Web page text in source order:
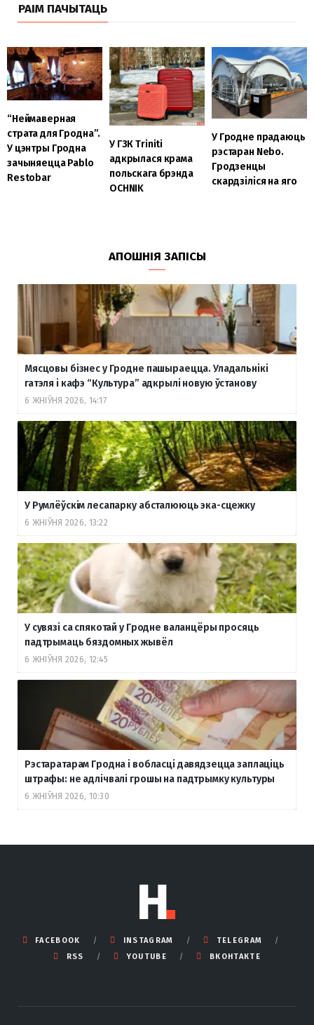
РАІМ ПАЧЫТАЦЬ
“Неймаверная
страта для Гродна”.
У цэнтры Гродна
зачыняецца Pablo
Restobar
У ГЗК Triniti
адкрылася крама
польскага брэнда
OCHNIK
У Гродне прадаюць
рэстаран Nebo.
Гродзенцы
скардзіліся на яго
АПОШНІЯ ЗАПІСЫ
Мясцовы бізнес у Гродне пашыраецца. Уладальнікі
гатэля і кафэ “Культура” адкрылі новую ўстанову
6 ЖНІЎНЯ 2026, 14:17
У Румлёўскім лесапарку абсталююць эка-сцежку
6 ЖНІЎНЯ 2026, 13:22
У сувязі са спякотай у Гродне валанцёры просяць
падтрымаць бяздомных жывёл
6 ЖНІЎНЯ 2026, 12:45
Рэстаратарам Гродна і вобласці давядзецца заплаціць
штрафы: не адлічвалі грошы на падтрымку культуры
6 ЖНІЎНЯ 2026, 10:30
FACEBOOK INSTAGRAM
TELEGRAM
RSS
YOUTUBE ВКОНТАКТЕ